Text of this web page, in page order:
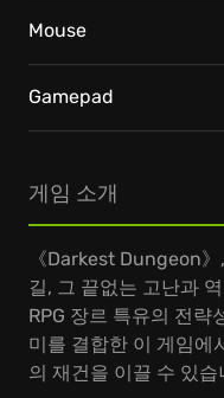
게임 소개
《Darkest Dungeon
길, 그 끝없는 고난과
RPG 장르 특유의 전략
미를 결합한 이 게임에
의 재건을 이끌 수 있습
Mouse
Gamepad